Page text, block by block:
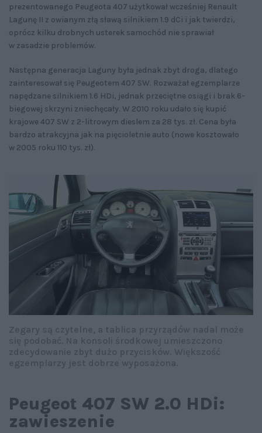
prezentowanego Peugeota 407 użytkował wcześniej Renault
Lagunę II z owianym złą sławą silnikiem 1.9 dCi i jak twierdzi,
oprócz kilku drobnych usterek samochód nie sprawiał
w zasadzie problemów.
Następna generacja Laguny była jednak zbyt droga, dlatego
zainteresował się Peugeotem 407 SW. Rozważał egzemplarze
napędzane silnikiem 1.6 HDi, jednak przeciętne osiągi i brak 6-
biegowej skrzyni zniechęcały. W 2010 roku udało się kupić
krajowe 407 SW z 2-litrowym dieslem za 28 tys. zł. Cena była
bardzo atrakcyjna jak na pięcioletnie auto (nowe kosztowało
w 2005 roku 110 tys. zł).
Peugeot 407 SW 2.0 HDi:
zawieszenie